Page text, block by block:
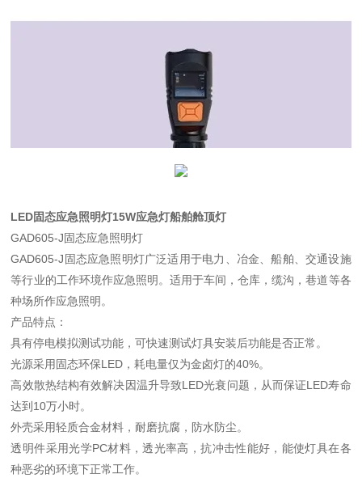
LED固态应急照明灯15W应急灯船舶舱顶灯
GAD605-J固态应急照明灯
GAD605-J固态应急照明灯广泛适用于电力、冶金、船舶、交通设施
等行业的工作环境作应急照明。适用于车间，仓库，缆沟，巷道等各
种场所作应急照明。
产品特点：
具有停电模拟测试功能，可快速测试灯具安装后功能是否正常。
光源采用固态环保LED，耗电量仅为金卤灯的40%。
高效散热结构有效解决因温升导致LED光衰问题，从而保证LED寿命
达到10万小时。
外壳采用轻质合金材料，耐磨抗腐，防水防尘。
透明件采用光学PC材料，透光率高，抗冲击性能好，能使灯具在各
种恶劣的环境下正常工作。